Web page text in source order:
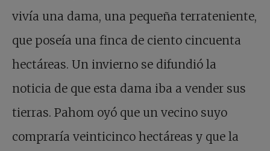
vivía una dama, una pequeña terrateniente,
que poseía una finca de ciento cincuenta
hectáreas. Un invierno se difundió la
noticia de que esta dama iba a vender sus
tierras. Pahom oyó que un vecino suyo
compraría veinticinco hectáreas y que la